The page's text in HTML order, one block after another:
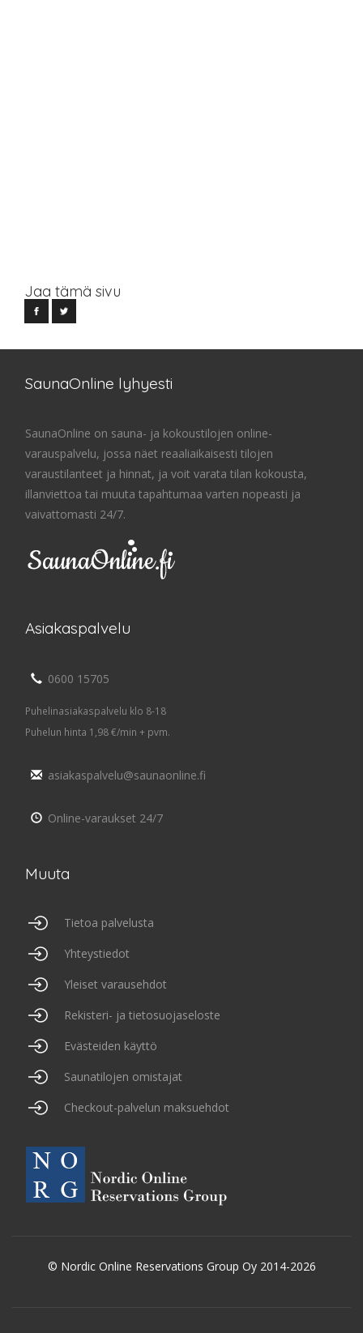
Jaa tämä sivu
SaunaOnline lyhyesti
SaunaOnline on sauna- ja kokoustilojen online-
varauspalvelu, jossa näet reaaliaikaisesti tilojen
varaustilanteet ja hinnat, ja voit varata tilan kokousta,
illanviettoa tai muuta tapahtumaa varten nopeasti ja
vaivattomasti 24/7.
Asiakaspalvelu
0600 15705
Puhelinasiakaspalvelu klo 8-18
Puhelun hinta 1,98 €/min + pvm.
asiakaspalvelu@saunaonline.fi
Online-varaukset 24/7
Muuta
Tietoa palvelusta
Yhteystiedot
Yleiset varausehdot
Rekisteri- ja tietosuojaseloste
Evästeiden käyttö
Saunatilojen omistajat
Checkout-palvelun maksuehdot
© Nordic Online Reservations Group Oy 2014-2026